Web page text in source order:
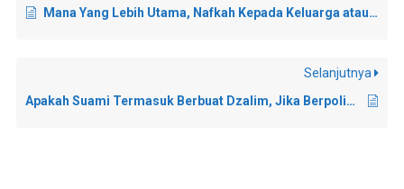
Mana Yang Lebih Utama, Nafkah Kepada Keluarga atau Beli Buku Agama?
Selanjutnya
Apakah Suami Termasuk Berbuat Dzalim, Jika Berpoligami Secara Diam-Diam?